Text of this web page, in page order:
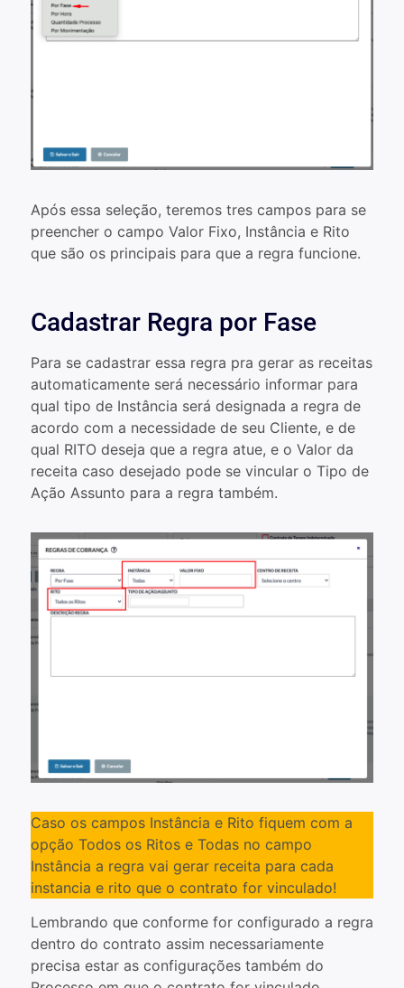
Após essa seleção, teremos tres campos para se
preencher o campo Valor Fixo, Instância e Rito
que são os principais para que a regra funcione.
Cadastrar Regra por Fase
Para se cadastrar essa regra pra gerar as receitas
automaticamente será necessário informar para
qual tipo de Instância será designada a regra de
acordo com a necessidade de seu Cliente, e de
qual RITO deseja que a regra atue, e o Valor da
receita caso desejado pode se vincular o Tipo de
Ação Assunto para a regra também.
Caso os campos Instância e Rito fiquem com a
opção Todos os Ritos e Todas no campo
Instância a regra vai gerar receita para cada
instancia e rito que o contrato for vinculado!
Lembrando que conforme for configurado a regra
dentro do contrato assim necessariamente
precisa estar as configurações também do